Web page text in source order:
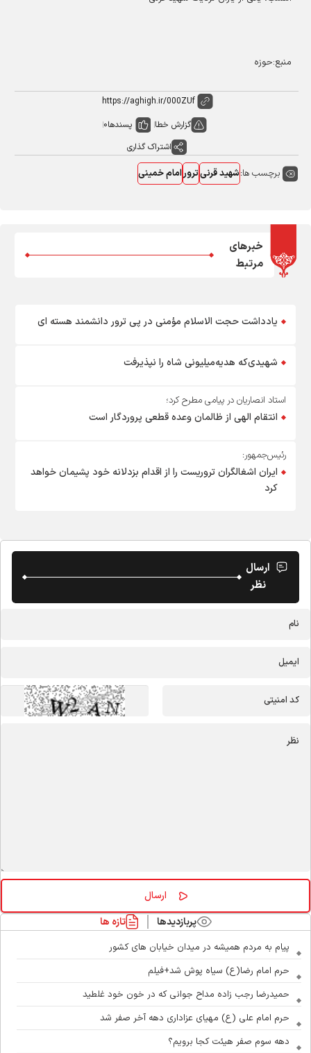
منبع:حوزه
گزارش خطا پسندها0
اشتراک گذاری
برچسب ها:شهید قرنیترورامام خمینی
خبرهای
مرتبط
یادداشت حجت الاسلام مؤمنی در پی ترور دانشمند هسته ای
شهیدی‌که هدیه‌میلیونی شاه را نپذیرفت
استاد انصاریان در پیامی مطرح کرد؛
انتقام الهی از ظالمان وعده قطعی پروردگار است
رئیس‌جمهور:
ایران اشغالگران تروریست را از اقدام بزدلانه خود پشیمان خواهد
کرد
ارسال
نظر
پربازدیدها تازه ها
پیام به مردم همیشه در میدان خیابان های کشور
حرم امام رضا(ع) سیاه پوش شد+فیلم
حمیدرضا رجب زاده مداح جوانی که در خون خود غلطید
حرم امام علی (ع) مهیای عزاداری دهه آخر صفر شد
دهه سوم صفر هیئت کجا برویم؟